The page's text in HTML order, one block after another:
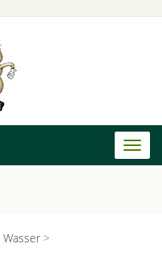
Wasser >